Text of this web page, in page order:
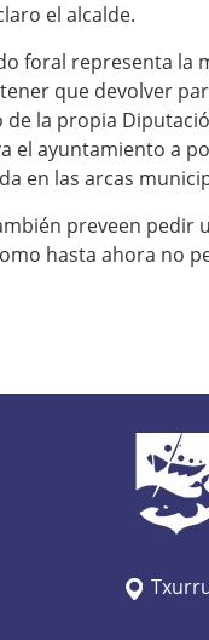
el alcalde.
foral representa la
que devolver
de la propia
el ayuntamiento a
en las arcas
preveen pedir
hasta ahora no